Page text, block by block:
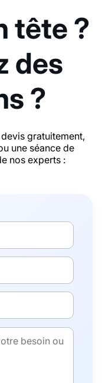
tête ?
des
?
gratuitement,
une séance de
nos experts :